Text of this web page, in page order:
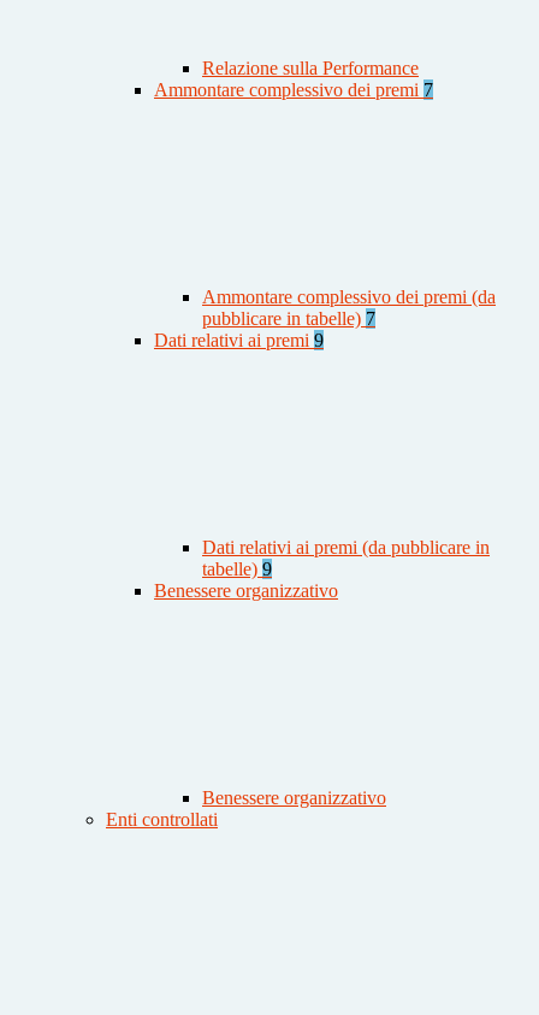
Relazione sulla Performance
Ammontare complessivo dei premi 7
Ammontare complessivo dei premi (da
pubblicare in tabelle) 7
Dati relativi ai premi 9
Dati relativi ai premi (da pubblicare in
tabelle) 9
Benessere organizzativo
Benessere organizzativo
Enti controllati